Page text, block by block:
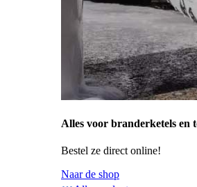
Alles voor branderketels en
Bestel ze direct online!
Naar de shop